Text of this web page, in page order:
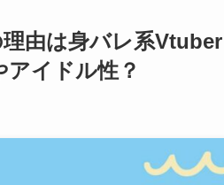
由は身バレ系
イドル性？